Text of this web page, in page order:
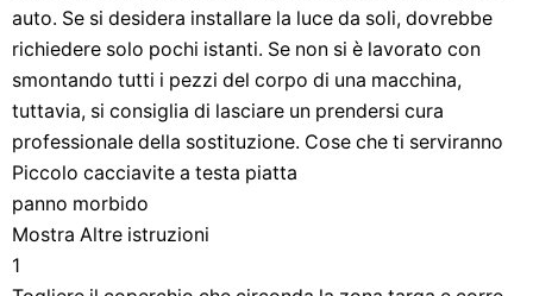
auto. Se si desidera installare la luce da soli, dovrebbe
richiedere solo pochi istanti. Se non si è lavorato con
smontando tutti i pezzi del corpo di una macchina,
tuttavia, si consiglia di lasciare un prendersi cura
professionale della sostituzione. Cose che ti serviranno
Piccolo cacciavite a testa piatta
panno morbido
Mostra Altre istruzioni
1